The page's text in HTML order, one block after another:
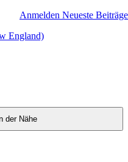
Anmelden Neueste Beiträge
der Nähe